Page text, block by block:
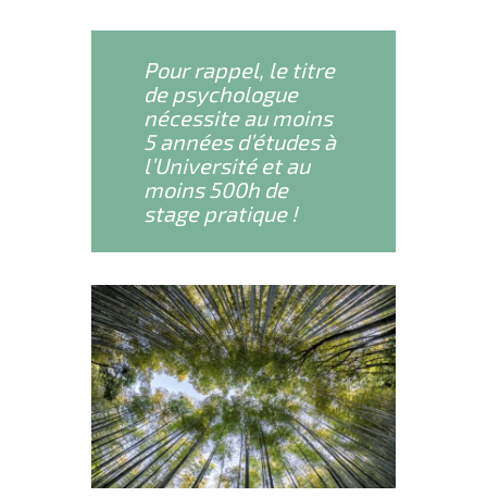
Pour rappel, le titre
de psychologue
nécessite au moins
5 années d’études à
l’Université et au
moins 500h de
stage pratique !